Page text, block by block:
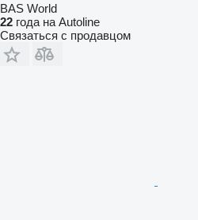
BAS World
22 года на Autoline
Связаться с продавцом